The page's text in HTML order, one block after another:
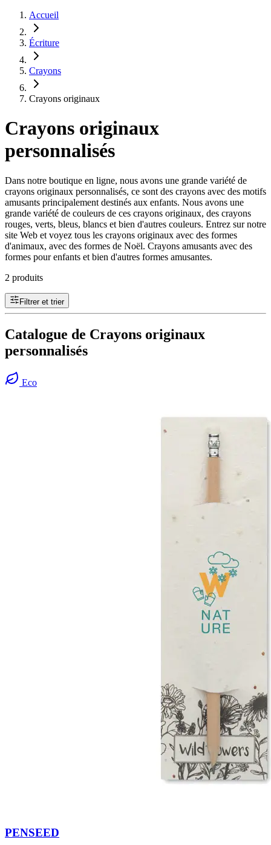
Accueil
Écriture
Crayons
Crayons originaux
Crayons originaux
personnalisés
Dans notre boutique en ligne, nous avons une grande variété de
crayons originaux personnalisés, ce sont des crayons avec des motifs
amusants principalement destinés aux enfants. Nous avons une
grande variété de couleurs de ces crayons originaux, des crayons
rouges, verts, bleus, blancs et bien d'autres couleurs. Entrez sur notre
site Web et voyez tous les crayons originaux avec des formes
d'animaux, avec des formes de Noël. Crayons amusants avec des
formes pour enfants et bien d'autres formes amusantes.
2 produits
Filtrer et trier
Catalogue de Crayons originaux
personnalisés
Eco
PENSEED